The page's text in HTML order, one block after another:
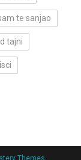
te sanjao
tajni
Themes